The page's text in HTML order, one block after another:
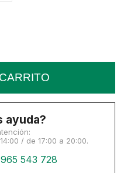
ayuda?
/ de 17:00 a 20:00.
965 543 728